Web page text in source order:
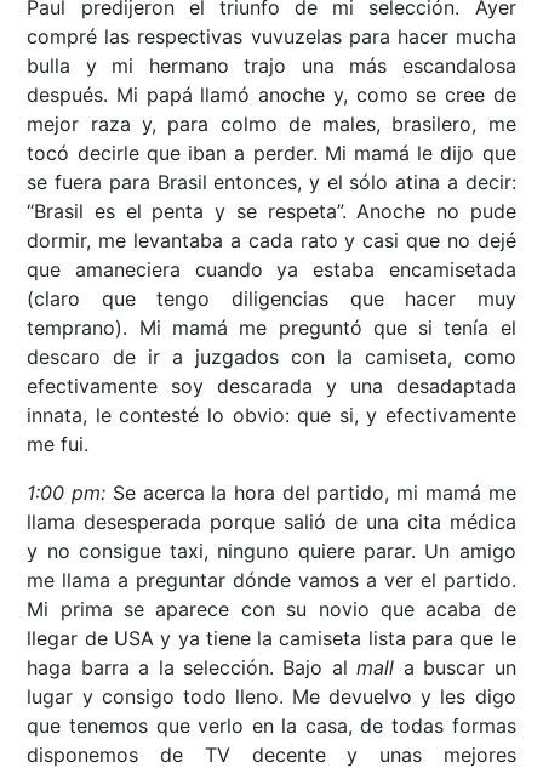
Paul predijeron el triunfo de mi selección. Ayer
compré las respectivas vuvuzelas para hacer mucha
bulla y mi hermano trajo una más escandalosa
después. Mi papá llamó anoche y, como se cree de
mejor raza y, para colmo de males, brasilero, me
tocó decirle que iban a perder. Mi mamá le dijo que
se fuera para Brasil entonces, y el sólo atina a decir:
“Brasil es el penta y se respeta”. Anoche no pude
dormir, me levantaba a cada rato y casi que no dejé
que amaneciera cuando ya estaba encamisetada
(claro que tengo diligencias que hacer muy
temprano). Mi mamá me preguntó que si tenía el
descaro de ir a juzgados con la camiseta, como
efectivamente soy descarada y una desadaptada
innata, le contesté lo obvio: que si, y efectivamente
me fui.
1:00 pm: Se acerca la hora del partido, mi mamá me
llama desesperada porque salió de una cita médica
y no consigue taxi, ninguno quiere parar. Un amigo
me llama a preguntar dónde vamos a ver el partido.
Mi prima se aparece con su novio que acaba de
llegar de USA y ya tiene la camiseta lista para que le
haga barra a la selección. Bajo almall a buscar un
lugar y consigo todo lleno. Me devuelvo y les digo
que tenemos que verlo en la casa, de todas formas
disponemos de TV decente y unas mejores